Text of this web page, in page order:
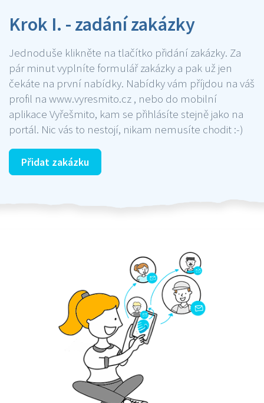
Krok I. - zadání zakázky
Jednoduše klikněte na tlačítko přidání zakázky. Za
pár minut vyplníte formulář zakázky a pak už jen
čekáte na první nabídky. Nabídky vám příjdou na váš
profil na www.vyresmito.cz , nebo do mobilní
aplikace Vyřešmito, kam se přihlásíte stejně jako na
portál. Nic vás to nestojí, nikam nemusíte chodit :-)
Přidat zakázku